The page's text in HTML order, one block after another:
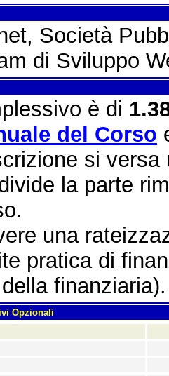
Società
di Sviluppo
è di
del Corso
si
la parte
una
pratica di
finanziaria).
Opzionali